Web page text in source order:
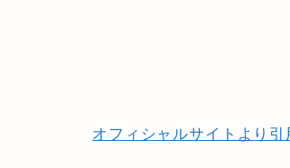
オフィシャルサイトより引